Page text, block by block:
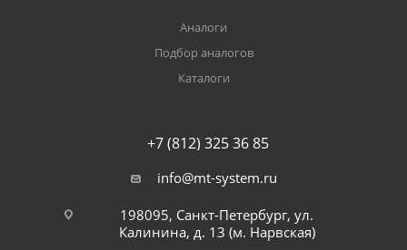
Аналоги
Подбор аналогов
Каталоги
+7 (812) 325 36 85
info@mt-system.ru
198095, Санкт-Петербург, ул.
Калинина, д. 13 (м. Нарвская)